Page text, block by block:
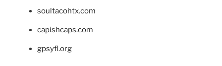
soultacohtx.com
capishcaps.com
gpsyfl.org